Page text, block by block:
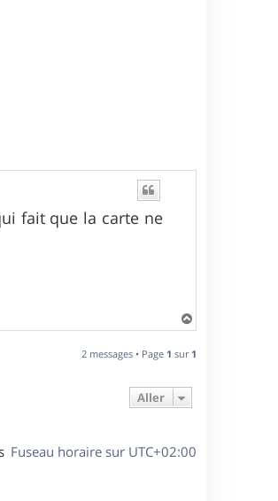
fait que la carte ne
a
t
2 messages • Page 1 sur 1
Aller
Fuseau horaire sur UTC+02:00